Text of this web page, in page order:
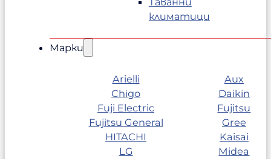
климатици
Марки
Arielli
Aux
Chigo
Daikin
Fuji Electric
Fujitsu
Fujitsu General
Gree
HITACHI
Kaisai
LG
Midea